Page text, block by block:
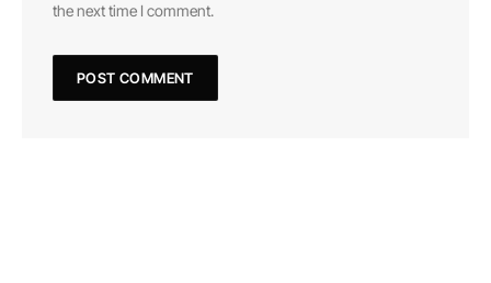
the next time I comment.